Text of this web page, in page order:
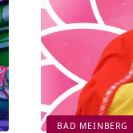
BAD MEINBERG